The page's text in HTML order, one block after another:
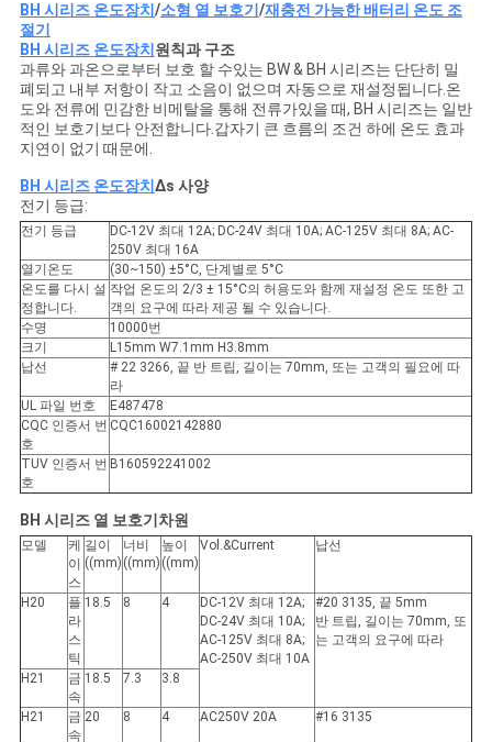
뉴
스
모
든
케
이
스
사
이
트
맵
PRIVACY
POLICY
BH 시리즈 온도장치 /소형 열 보호기 /재충전 가능한 배터리 온도 조
절기
BH 시리즈 온도장치 원칙과 구조
과류와 과온으로부터 보호 할 수있는 BW & BH 시리즈는 단단히 밀
폐되고 내부 저항이 작고 소음이 없으며 자동으로 재설정됩니다.온
도와 전류에 민감한 비메탈을 통해 전류가있을 때, BH 시리즈는 일반
적인 보호기보다 안전합니다.갑자기 큰 흐름의 조건 하에 온도 효과
지연이 없기 때문에.
BH 시리즈 온도장치 ∆s 사양
전기 등급:
전기 등급
DC-12V 최대 12A; DC-24V 최대 10A; AC-125V 최대 8A; AC-
250V 최대 16A
열기온도
(30~150) ±5°C, 단계별로 5°C
온도를 다시 설
정합니다.
작업 온도의 2/3 ± 15°C의 허용도와 함께 재설정 온도 또한 고
객의 요구에 따라 제공 될 수 있습니다.
수명
10000번
크기
L15mm W7.1mm H3.8mm
납선
# 22 3266, 끝 반 트립, 길이는 70mm, 또는 고객의 필요에 따
라
UL 파일 번호
E487478
CQC 인증서 번
호
CQC16002142880
TUV 인증서 번
호
B160592241002
BH 시리즈 열 보호기 차원
모델
케
이
스
길이
((mm)
너비
((mm)
높이
((mm)
Vol.&Current 납선
H20
플
라
스
틱
18.5 8 4
DC-12V 최대 12A;
DC-24V 최대 10A;
AC-125V 최대 8A;
AC-250V 최대 10A
#20 3135, 끝 5mm
반 트립, 길이는 70mm, 또
는 고객의 요구에 따라
H21
금
속
18.5 7.3 3.8
H21
금
속
20 8 4 AC250V 20A #16 3135